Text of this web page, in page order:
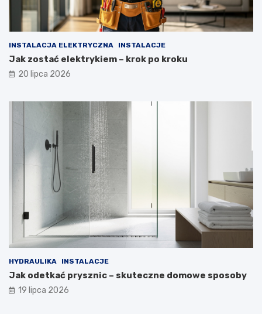
INSTALACJA ELEKTRYCZNA INSTALACJE
Jak zostać elektrykiem – krok po kroku
20 lipca 2026
HYDRAULIKA INSTALACJE
Jak odetkać prysznic – skuteczne domowe sposoby
19 lipca 2026